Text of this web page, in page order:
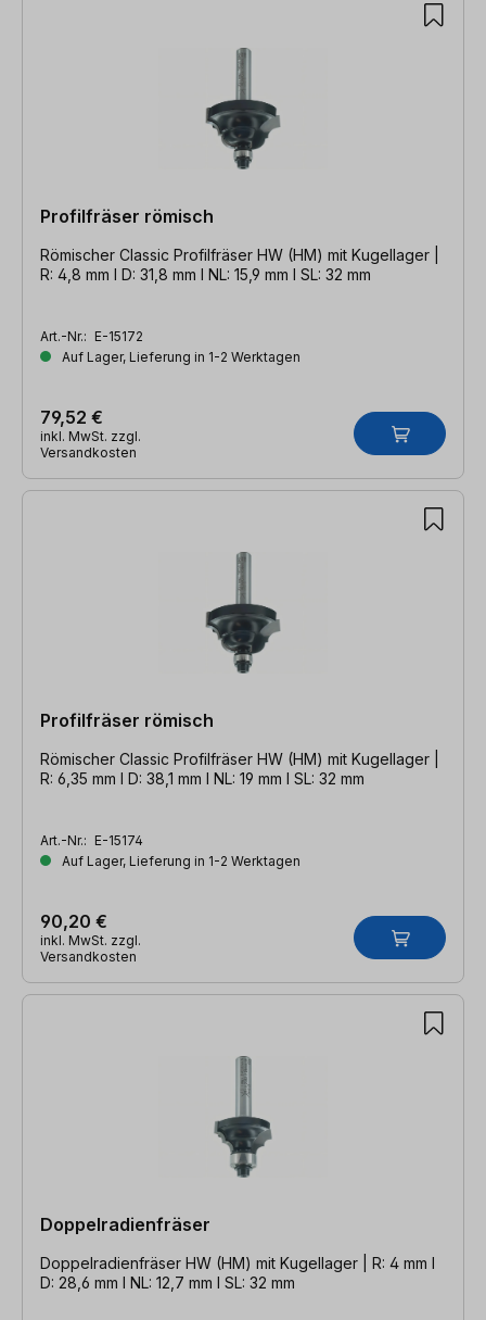
Profilfräser römisch
Römischer Classic Profilfräser HW (HM) mit Kugellager |
R: 4,8 mm l D: 31,8 mm l NL: 15,9 mm l SL: 32 mm
Art.-Nr.: E-15172
Auf Lager, Lieferung in 1-2 Werktagen
79,52 €
inkl. MwSt. zzgl.
Versandkosten
Profilfräser römisch
Römischer Classic Profilfräser HW (HM) mit Kugellager |
R: 6,35 mm l D: 38,1 mm l NL: 19 mm l SL: 32 mm
Art.-Nr.: E-15174
Auf Lager, Lieferung in 1-2 Werktagen
90,20 €
inkl. MwSt. zzgl.
Versandkosten
Doppelradienfräser
Doppelradienfräser HW (HM) mit Kugellager | R: 4 mm l
D: 28,6 mm l NL: 12,7 mm l SL: 32 mm